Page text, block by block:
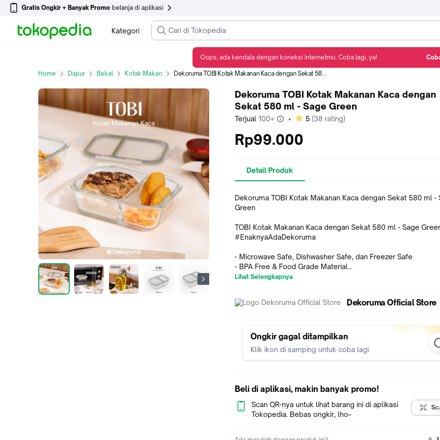
Gratis Ongkir + Banyak Promo belanja di aplikasi
Kategori
Home Dapur Bekal Kotak Makan Dekoruma TOBI Kotak Makanan Kaca dengan Sekat 580 ml - Sage Green
Dekoruma TOBI Kotak Makanan Kaca dengan
Sekat 580 ml - Sage Green
Terjual 100+ • bintang
5 (38 rating)
Rp99.000
Detail Produk
Dekoruma TOBI Kotak Makanan Kaca dengan Sekat 580 ml -
Green
TOBI Kotak Makanan Kaca dengan Sekat 580 ml - Sage
#EnaknyaAdaDekoruma
- Microwave Safe, Dishwasher Safe, dan Freezer Safe
- BPA Free & Food Grade Material
- Menggunakan kaca borosilikat yang tahan panas & tahan
- Makanan tidak tercampur karena terpisah oleh sekat
Warna: Transparan
Style: Others
Microwave Safe: Dapat dimasukan ke dalam microwave
Ukuran Kemasan: 17.6cm x 13.2cm x 6.4cm
Ukuran Barang: 17.6cm x 13.2cm x 6.4cm
Berat: 0.51kg
Lihat Selengkapnya
Dekoruma Official Store
Ongkir gagal ditampilkan
Klik ikon di samping untuk coba lagi
Beli di aplikasi, makin banyak promo!
Scan QR-nya untuk lihat barang ini di aplikasi
Tokopedia. Bebas ongkir, lho~
Oops, ada kendala dengan koneksi internetmu. Coba lagi, ya!